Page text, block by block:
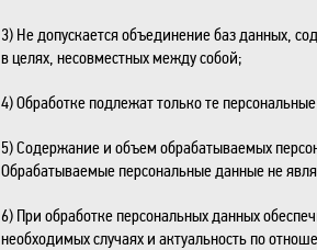
3) Не допускается объединение баз данных,
в целях, несовместных между собой;
4) Обработке подлежат только те
5) Содержание и объем обрабатываемых
Обрабатываемые персональные данные не
6) При обработке персональных данных
необходимых случаях и актуальность по